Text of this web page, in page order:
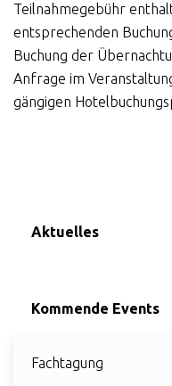
Teilnahmegebühr
entsprechenden
Buchung der
Anfrage im
gängigen
Aktuelles
Kommende Events
Fachtagung